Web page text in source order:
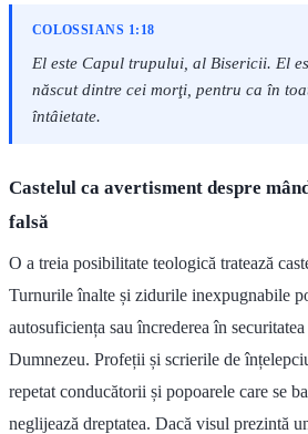
COLOSSIANS 1:18
El este Capul trupului, al Bisericii. El
născut dintre cei morţi, pentru ca în
întâietate.
Castelul ca avertisment despre
falsă
O a treia posibilitate teologică tratează
Turnurile înalte și zidurile inexpugnabile
autosuficiența sau încrederea în
Dumnezeu. Profeții și scrierile de
repetat conducătorii și popoarele care se
neglijează dreptatea. Dacă visul prezintă